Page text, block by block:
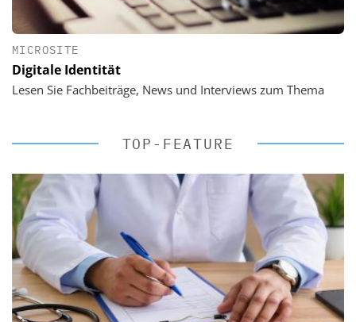
MICROSITE
Digitale Identität
Lesen Sie Fachbeiträge, News und Interviews zum Thema
TOP-FEATURE